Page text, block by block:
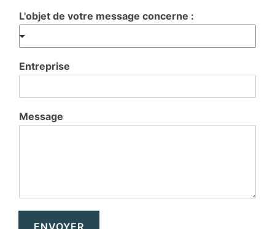
L'objet de votre message concerne :
Entreprise
Message